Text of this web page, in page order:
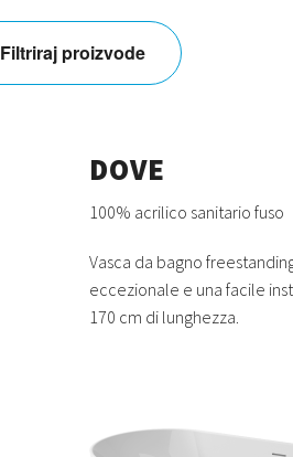
Filtriraj proizvode
DOVE
100% acrilico sanitario fuso
Vasca da bagno
eccezionale e una facile
170 cm di lunghezza.